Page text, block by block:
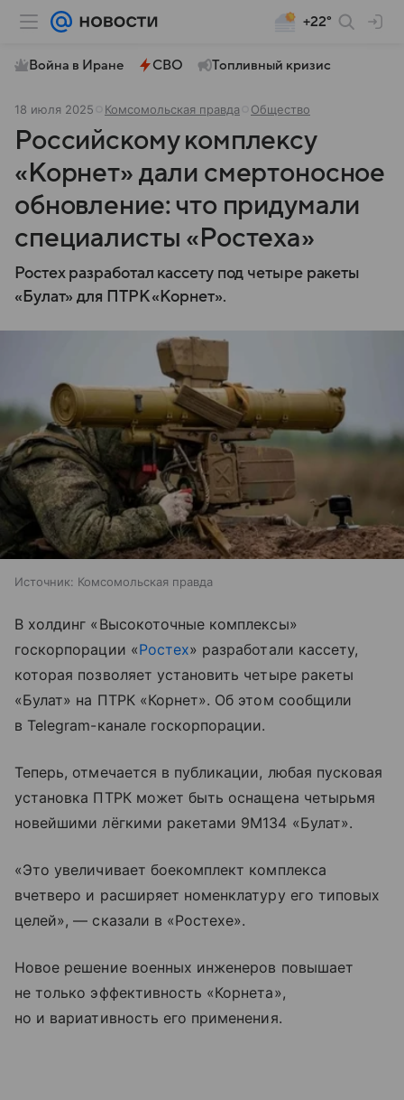
+22°
Война в Иране СВО Топливный кризис
18 июля 2025 Комсомольская правда Общество
Российскому комплексу
«Корнет» дали смертоносное
обновление: что придумали
специалисты «Ростеха»
Ростех разработал кассету под четыре ракеты
«Булат» для ПТРК «Корнет».
Источник: Комсомольская правда
В холдинг «Высокоточные комплексы»
госкорпорации «Ростех» разработали кассету,
которая позволяет установить четыре ракеты
«Булат» на ПТРК «Корнет». Об этом сообщили
в Telegram-канале госкорпорации.
Теперь, отмечается в публикации, любая пусковая
установка ПТРК может быть оснащена четырьмя
новейшими лёгкими ракетами 9М134 «Булат».
«Это увеличивает боекомплект комплекса
вчетверо и расширяет номенклатуру его типовых
целей», — сказали в «Ростехе».
Новое решение военных инженеров повышает
не только эффективность «Корнета»,
но и вариативность его применения.